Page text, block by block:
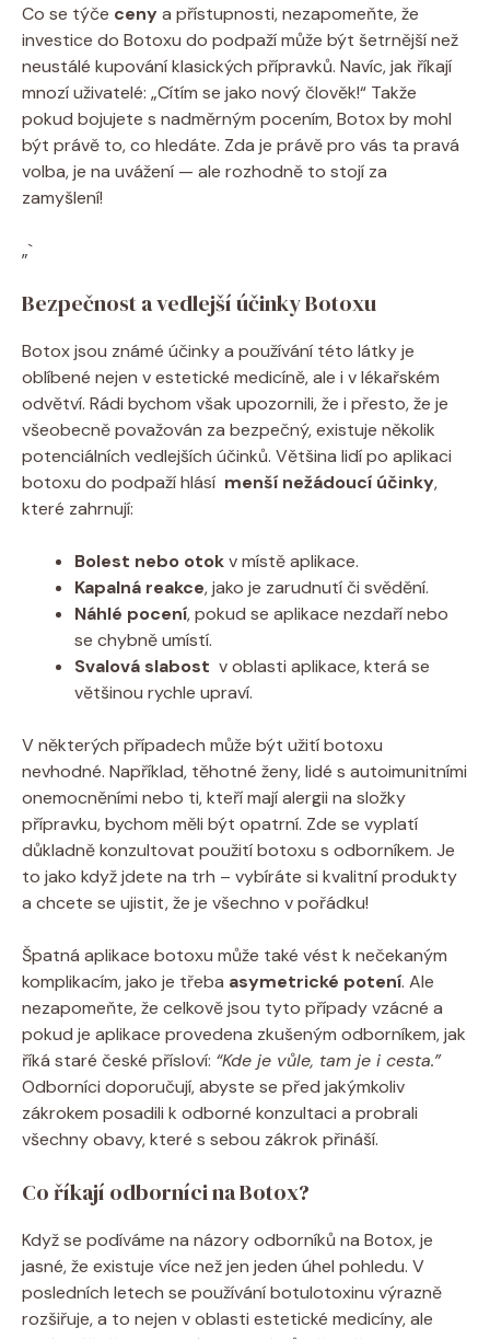
Co ‌se týče ceny‍a přístupnosti, nezapomeňte, že
investice do Botoxu do podpaží může být šetrnější než
neustálé ‍kupování klasických přípravků. Navíc, jak říkají
mnozí uživatelé: „Cítím se jako nový⁤ člověk!“ Takže
pokud bojujete s‌ nadměrným⁤ pocením, Botox by mohl
být⁣ právě to,⁣ co hledáte. ⁢Zda je⁣ právě pro vás‌ ta pravá
volba, je⁤ na​ uvážení —⁢ ale rozhodně to stojí ⁢za
zamyšlení!
„`
Bezpečnost a‌ vedlejší ⁤účinky Botoxu
Botox ‌jsou známé⁢ účinky a‌ používání této látky je
oblíbené nejen ‌v estetické medicíně, ale i v lékařském
odvětví. Rádi ⁢bychom však upozornili, že i přesto, ‍že je
⁢všeobecně považován za ‍bezpečný, existuje‌ několik
⁢potenciálních vedlejších účinků.⁤ Většina lidí po aplikaci
botoxu do podpaží ⁢hlásí ‌ menší nežádoucí​ účinky,
‌které⁣ zahrnují:
Bolest nebo otokv místě aplikace.
Kapalná reakce, jako je zarudnutí či‌ svědění.
Náhlé pocení, pokud ​se ‌aplikace nezdaří nebo
se chybně umístí.
Svalová slabost ‍ v oblasti aplikace, která⁣ se
většinou⁣ rychle upraví.
V​ některých ‍případech může ‌být užití botoxu
nevhodné. Například, ‌těhotné ženy, ⁣lidé s autoimunitními
onemocněními​ nebo ti, kteří mají alergii na složky
přípravku, bychom měli být opatrní.‍ Zde se ⁤vyplatí
‌důkladně konzultovat použití botoxu s⁤ odborníkem. Je
to ⁣jako když jdete na trh – vybíráte ⁣si kvalitní produkty
a chcete se ujistit, že je​ všechno ‌v pořádku!
Špatná ‌aplikace botoxu může ⁤také vést k‌ nečekaným
komplikacím, jako je ​třeba⁢ asymetrické potení. Ale
‌nezapomeňte, že celkově jsou tyto případy vzácné‍ a
pokud je aplikace ‌provedena zkušeným ‌odborníkem, jak‍
říká staré české přísloví: “Kde je vůle, tam je i⁣ cesta.”
Odborníci‍ doporučují, ⁣abyste ⁢se před ‌jakýmkoliv
zákrokem posadili⁢ k ​odborné konzultaci a⁢ probrali
všechny obavy, ⁢které ‍s sebou zákrok přináší.
Co⁢ říkají odborníci na Botox?
Když‍ se podíváme ⁤na názory odborníků na Botox, je
jasné, že existuje více než jen jeden úhel pohledu. V
posledních letech se ‍používání botulotoxinu výrazně‍
rozšiřuje, a to nejen v⁢ oblasti estetické medicíny, ale